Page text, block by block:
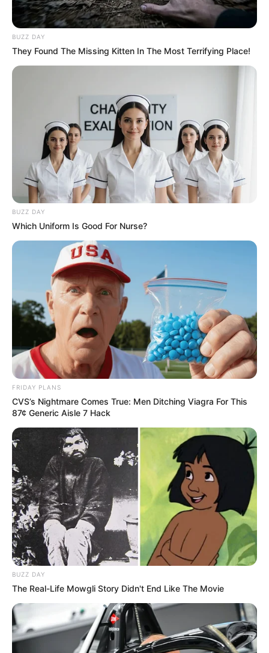
BUZZ DAY
They Found The Missing Kitten In The Most Terrifying Place!
BUZZ DAY
Which Uniform Is Good For Nurse?
FRIDAY PLANS
CVS’s Nightmare Comes True: Men Ditching Viagra For This
87¢ Generic Aisle 7 Hack
BUZZ DAY
The Real-Life Mowgli Story Didn't End Like The Movie